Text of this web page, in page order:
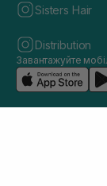
Sisters Hair
Distribution
Завантажуйте